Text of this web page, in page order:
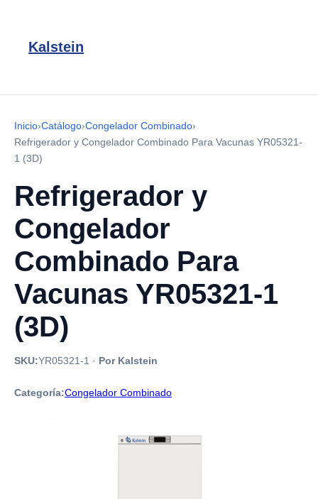
Kalstein
Inicio›Catálogo›Congelador Combinado›
Refrigerador y Congelador Combinado Para Vacunas YR05321-
1 (3D)
Refrigerador y
Congelador
Combinado Para
Vacunas YR05321-1
(3D)
SKU:YR05321-1 · Por Kalstein
Categoría:Congelador Combinado